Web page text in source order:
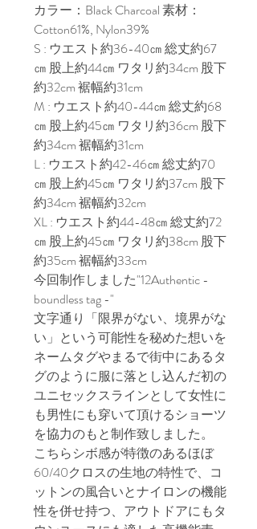
カラー：Black Charcoal 素材：
Cotton61%, Nylon39%
S : ウエスト約36-40㎝ 総丈約67
㎝ 股上約44㎝ ワタリ約34cm 股下
約32cm 裾幅約31cm
M : ウエスト約40-44㎝ 総丈約68
㎝ 股上約45㎝ ワタリ約36cm 股下
約34cm 裾幅約31cm
L : ウエスト約42-46㎝ 総丈約70
㎝ 股上約45㎝ ワタリ約37cm 股下
約34cm 裾幅約32cm
XL : ウエスト約44-48㎝ 総丈約72
㎝ 股上約45㎝ ワタリ約38cm 股下
約35cm 裾幅約33cm
今回制作しました"12Authentic -
boundless tag -"
文字通り「限界がない、境界がな
い」という可能性を秘めた想いを
ネームタグやまるで街中にあるタ
グのように服に落とし込んだ初の
ユニセックスラインとして女性に
も男性にも穿いて頂けるショーツ
を協力のもと制作致しました。
こちらシボ感が特徴のあるほぼ
60/40クロスの生地の特性で、コ
ットンの風合いとナイロンの機能
性を併せ持つ、アウトドアにもタ